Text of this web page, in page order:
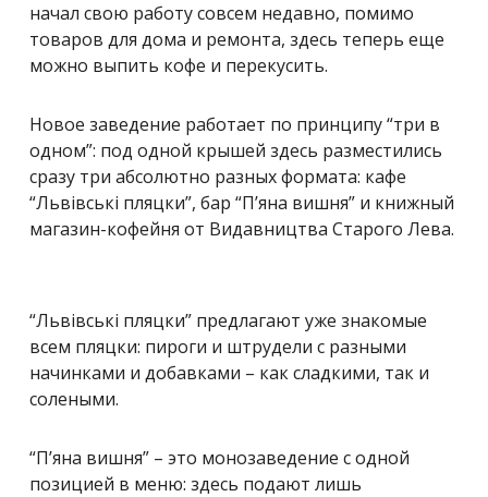
начал свою работу совсем недавно, помимо
товаров для дома и ремонта, здесь теперь еще
можно выпить кофе и перекусить.
Новое заведение работает по принципу “три в
одном”: под одной крышей здесь разместились
сразу три абсолютно разных формата: кафе
“Львівські пляцки”, бар “П’яна вишня” и книжный
магазин-кофейня от Видавництва Старого Лева.
“Львівські пляцки” предлагают уже знакомые
всем пляцки: пироги и штрудели с разными
начинками и добавками – как сладкими, так и
солеными.
“П’яна вишня” – это монозаведение с одной
позицией в меню: здесь подают лишь